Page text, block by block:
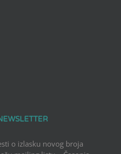
o izlasku novog broja